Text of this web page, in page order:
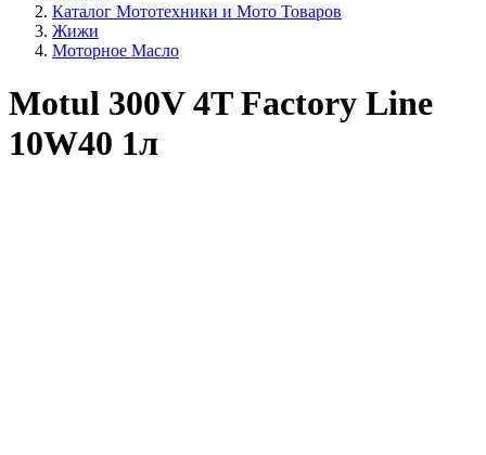
Каталог Мототехники и Мото Товаров
Жижи
Моторное Масло
Motul 300V 4T Factory Line
10W40 1л